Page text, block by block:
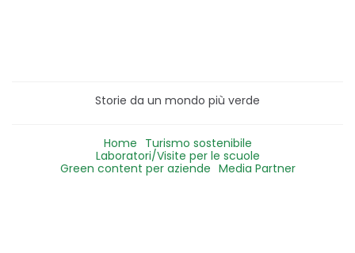
Storie da un mondo più verde
Home Turismo sostenibile
Laboratori/Visite per le scuole
Green content per aziende Media Partner